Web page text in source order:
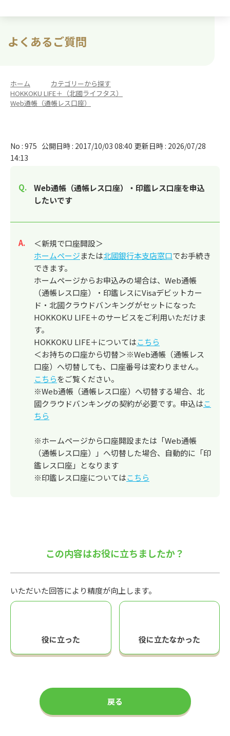
よくあるご質問
ホーム カテゴリーから探す
HOKKOKU LIFE＋（北國ライフタス）
Web通帳（通帳レス口座）
No : 975 公開日時 : 2017/10/03 08:40 更新日時 : 2026/07/28
14:13
Web通帳（通帳レス口座）・印鑑レス口座を申込
したいです
回答
＜新規で口座開設＞
ホームページまたは北國銀行本支店窓口でお手続き
できます。
ホームページからお申込みの場合は、Web通帳
（通帳レス口座）・印鑑レスにVisaデビットカー
ド・北國クラウドバンキングがセットになった
HOKKOKU LIFE＋のサービスをご利用いただけま
す。
HOKKOKU LIFE＋についてはこちら
＜お持ちの口座から切替＞※Web通帳（通帳レス
口座）へ切替しても、口座番号は変わりません。
こちらをご覧ください。
※Web通帳（通帳レス口座）へ切替する場合、北
國クラウドバンキングの契約が必要です。申込はこ
ちら
※ホームページから口座開設または「Web通帳
（通帳レス口座）」へ切替した場合、自動的に「印
鑑レス口座」となります
※印鑑レス口座についてはこちら
この内容はお役に立ちましたか？
いただいた回答により精度が向上します。
役に立った 役に立たなかった
戻る